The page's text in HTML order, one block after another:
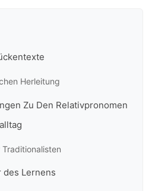
Herleitung
Zu Den Relativpronomen
des Lernens